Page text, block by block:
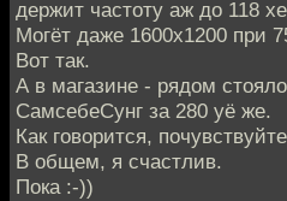
держит частоту аж до 118
Могёт даже 1600х1200 при
Вот так.
А в магазине - рядом
СамсебеСунг за 280 уё же.
Как говорится,
В общем, я счастлив.
Пока :-))